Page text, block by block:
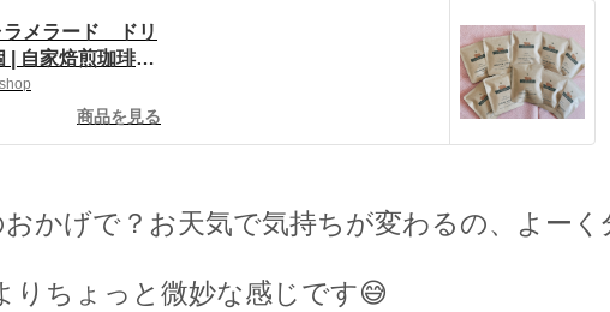
メラード ドリ
| 自家焙煎珈琲
by BASE
商品を見る
かげで？お天気で気持ちが変わるの、よーく
りちょっと微妙な感じです😅